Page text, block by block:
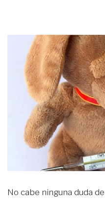
No cabe ninguna duda